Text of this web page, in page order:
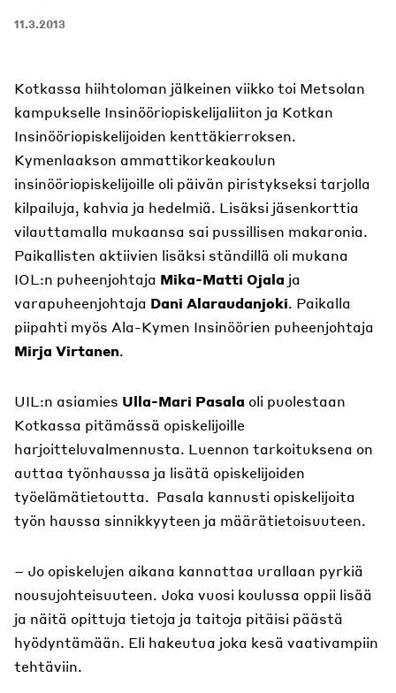
11.3.2013
Kotkassa hiihtoloman jälkeinen viikko toi Metsolan
kampukselle Insinööriopiskelijaliiton ja Kotkan
Insinööriopiskelijoiden kenttäkierroksen.
Kymenlaakson ammattikorkeakoulun
insinööriopiskelijoille oli päivän piristykseksi tarjolla
kilpailuja, kahvia ja hedelmiä. Lisäksi jäsenkorttia
vilauttamalla mukaansa sai pussillisen makaronia.
Paikallisten aktiivien lisäksi ständillä oli mukana
IOL:n puheenjohtaja Mika-Matti Ojala ja
varapuheenjohtaja Dani Alaraudanjoki. Paikalla
piipahti myös Ala-Kymen Insinöörien puheenjohtaja
Mirja Virtanen.
UIL:n asiamies Ulla-Mari Pasala oli puolestaan
Kotkassa pitämässä opiskelijoille
harjoitteluvalmennusta. Luennon tarkoituksena on
auttaa työnhaussa ja lisätä opiskelijoiden
työelämätietoutta. Pasala kannusti opiskelijoita
työn haussa sinnikkyyteen ja määrätietoisuuteen.
– Jo opiskelujen aikana kannattaa urallaan pyrkiä
nousujohteisuuteen. Joka vuosi koulussa oppii lisää
ja näitä opittuja tietoja ja taitoja pitäisi päästä
hyödyntämään. Eli hakeutua joka kesä vaativampiin
tehtäviin.